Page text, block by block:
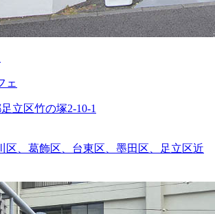
立区竹の塚2-10-1
区、葛飾区、台東区、墨田区、足立区近